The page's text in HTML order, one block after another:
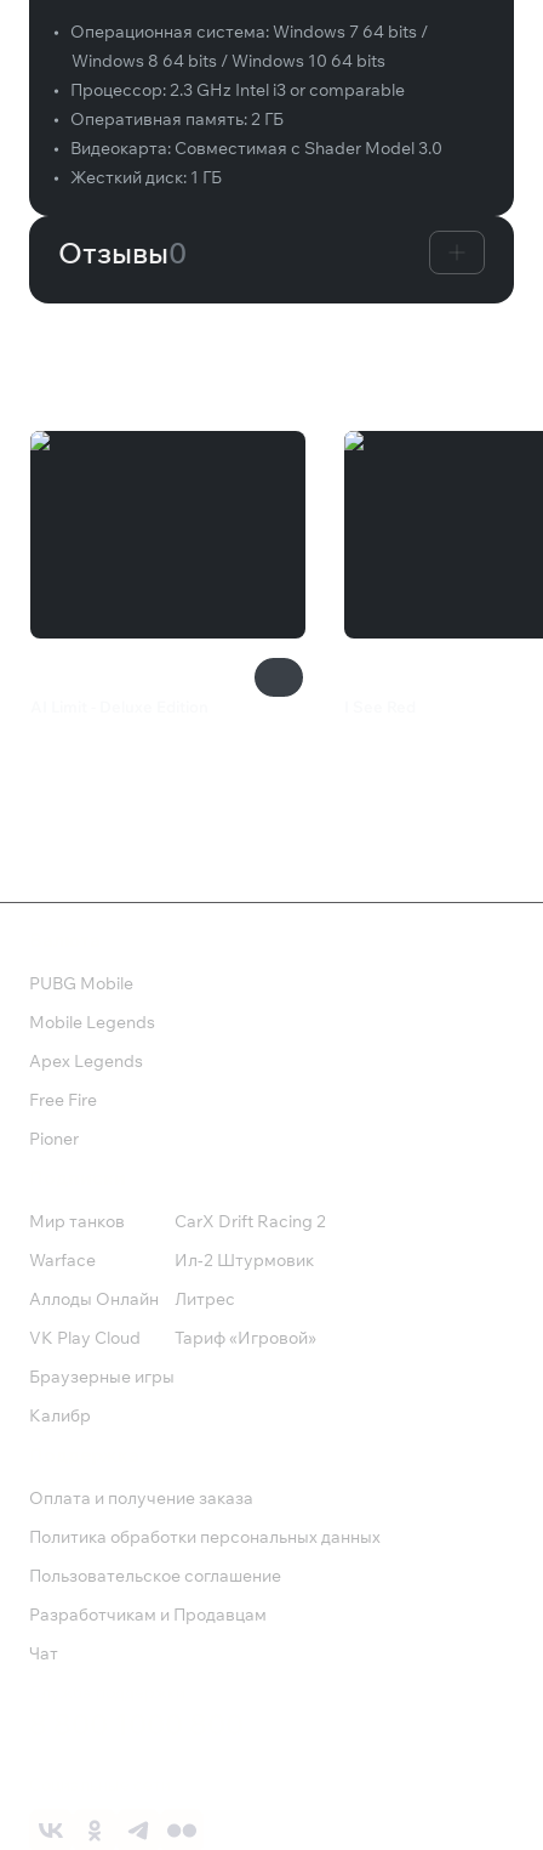
• Операционная система:Windows 7 64 bits /
Windows 8 64 bits / Windows 10 64 bits
•
Процессор:2.3 GHz Intel i3 or comparable
•
Оперативная память:2 ГБ
•
Видеокарта: Совместимая с Shader Model 3.0
•
Жесткий диск: 1 ГБ
Отзывы0
PUBG Mobile
Mobile Legends
Apex Legends
Free Fire
Pioner
Мир танков
Warface
Аллоды Онлайн
VK Play Cloud
Браузерные игры
Калибр
CarX Drift Racing 2
Ил-2 Штурмовик
Литрес
Тариф «Игровой»
Оплата и получение заказа
Политика обработки персональных данных
Пользовательское соглашение
Разработчикам и Продавцам
Чат